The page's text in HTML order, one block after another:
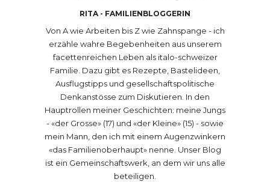
RITA - FAMILIENBLOGGERIN
Von A wie Arbeiten bis Z wie Zahnspange - ich
erzähle wahre Begebenheiten aus unserem
facettenreichen Leben als italo-schweizer
Familie. Dazu gibt es Rezepte, Bastelideen,
Ausflugstipps und gesellschaftspolitische
Denkanstösse zum Diskutieren. In den
Hauptrollen meiner Geschichten: meine Jungs
- «der Grosse» (17) und «der Kleine» (15) - sowie
mein Mann, den ich mit einem Augenzwinkern
«das Familienoberhaupt» nenne. Unser Blog
ist ein Gemeinschaftswerk, an dem wir uns alle
beteiligen.